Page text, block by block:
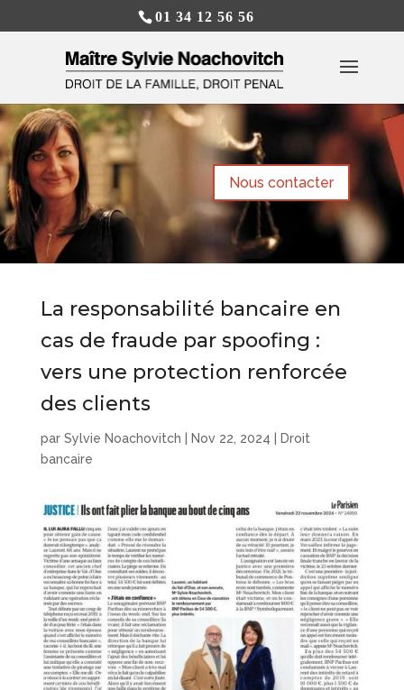
01 34 12 56 56
Nous contacter
La responsabilité bancaire en
cas de fraude par spoofing :
vers une protection renforcée
des clients
par Sylvie Noachovitch | Nov 22, 2024 | Droit
bancaire